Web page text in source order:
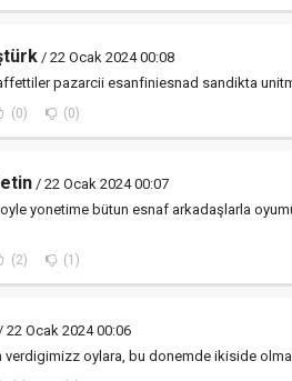
/ 22 Ocak 2024 00:08
pazarcii esanfiniesnad sandikta
(0) (0)
/ 22 Ocak 2024 00:07
yonetime bütun esnaf arkadaşlarla
(2) (1)
22 Ocak 2024 00:06
verdigimizz oylara, bu donemde ikiside